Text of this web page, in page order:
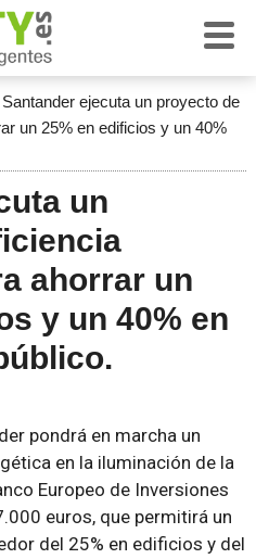
Santander ejecuta un proyecto de
un 25% en edificios y un 40%
un
ahorrar un
y un 40% en
pondrá en marcha un
en la iluminación de la
Europeo de Inversiones
euros, que permitirá un
del 25% en edificios y del